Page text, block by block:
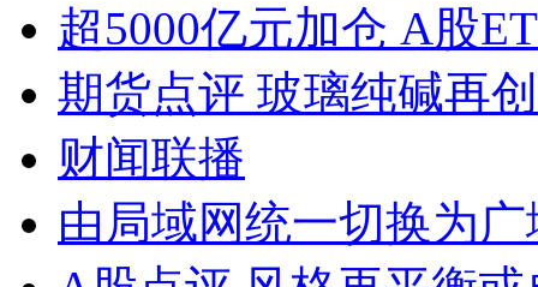
超5000亿元加仓 A股
期货点评 玻璃纯碱再
财闻联播
由局域网统一切换为